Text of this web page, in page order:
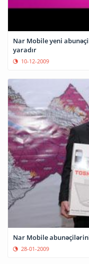
Nar Mobile yeni
yaradır
10-12-2009
Nar Mobile
28-01-2009